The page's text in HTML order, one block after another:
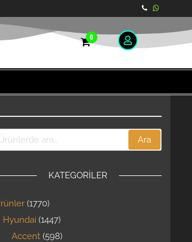
0
Ara
KATEGORILER
1770
Hyundai 1447
Accent 598